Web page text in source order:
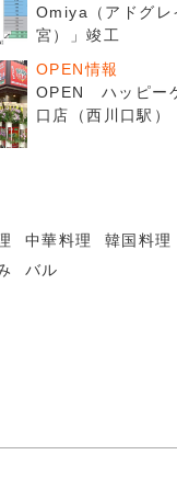
Omiya（アドグレ
宮）」竣工
OPEN情報
OPEN ハッピー
口店（西川口駅）
中華料理 韓国料理
バル